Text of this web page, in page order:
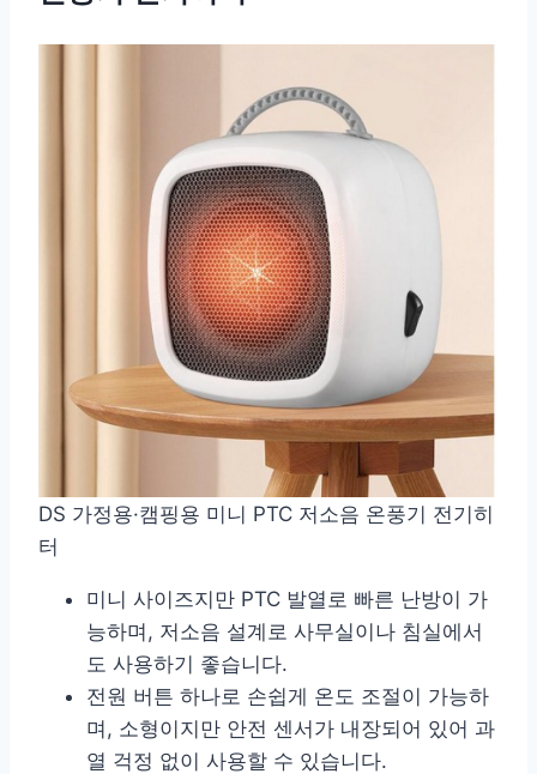
DS 가정용·캠핑용 미니 PTC 저소음 온풍기 전기히
터
미니 사이즈지만 PTC 발열로 빠른 난방이 가
능하며, 저소음 설계로 사무실이나 침실에서
도 사용하기 좋습니다.
전원 버튼 하나로 손쉽게 온도 조절이 가능하
며, 소형이지만 안전 센서가 내장되어 있어 과
열 걱정 없이 사용할 수 있습니다.